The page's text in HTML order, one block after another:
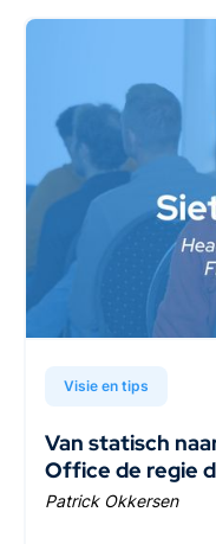
Visie en tips
Van statisch
Office de regie
Patrick Okkersen